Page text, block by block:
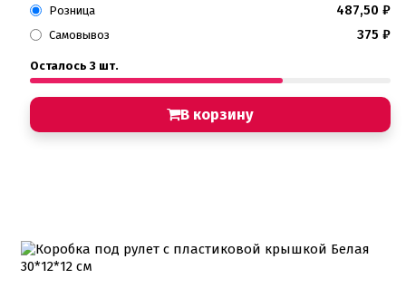
Розница 487,50 ₽
Самовывоз 375 ₽
Осталось 3 шт.
В корзину